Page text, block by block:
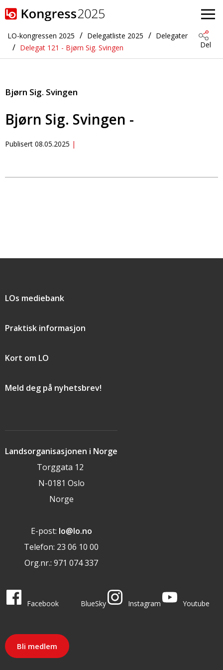
Gå til hovedinnhold
LO-kongressen 2025 Delegatliste 2025
Delegater
Delegat 121 - Bjørn Sig. Svingen
Del
Bjørn Sig. Svingen
Bjørn Sig. Svingen -
Publisert 08.05.2025
Landsorganisasjonen i Norge
Torggata 12
N-0181 Oslo
Norge
E-post: lo@lo.no
Telefon: 23 06 10 00
Org.nr.: 971 074 337
Snarveier
LOs mediebank
Praktisk informasjon
Kort om LO
Meld deg på nyhetsbrev!
LO i sosiale medier
Facebook
BlueSky
Instagram
Youtube
Bli medlem